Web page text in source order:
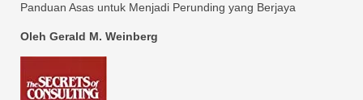
Panduan Asas untuk Menjadi Perunding yang Berjaya
Oleh Gerald M. Weinberg